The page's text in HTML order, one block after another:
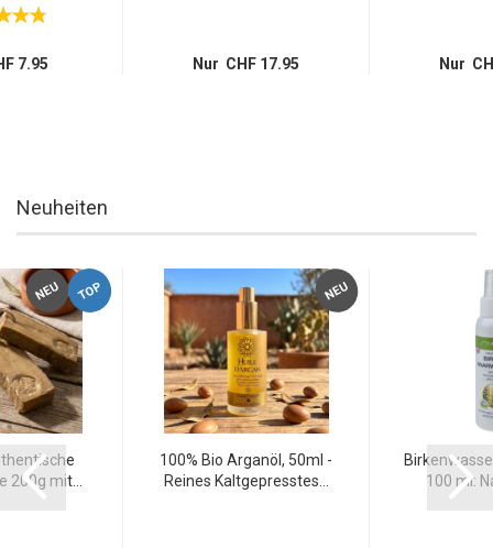
7.95 Nur CHF 17.95 Nur
Neuheiten
NEU TOP
200g mit...
NEU
100% Bio Arganöl, 50ml -
Reines Kaltgepresstes...
100 ml: